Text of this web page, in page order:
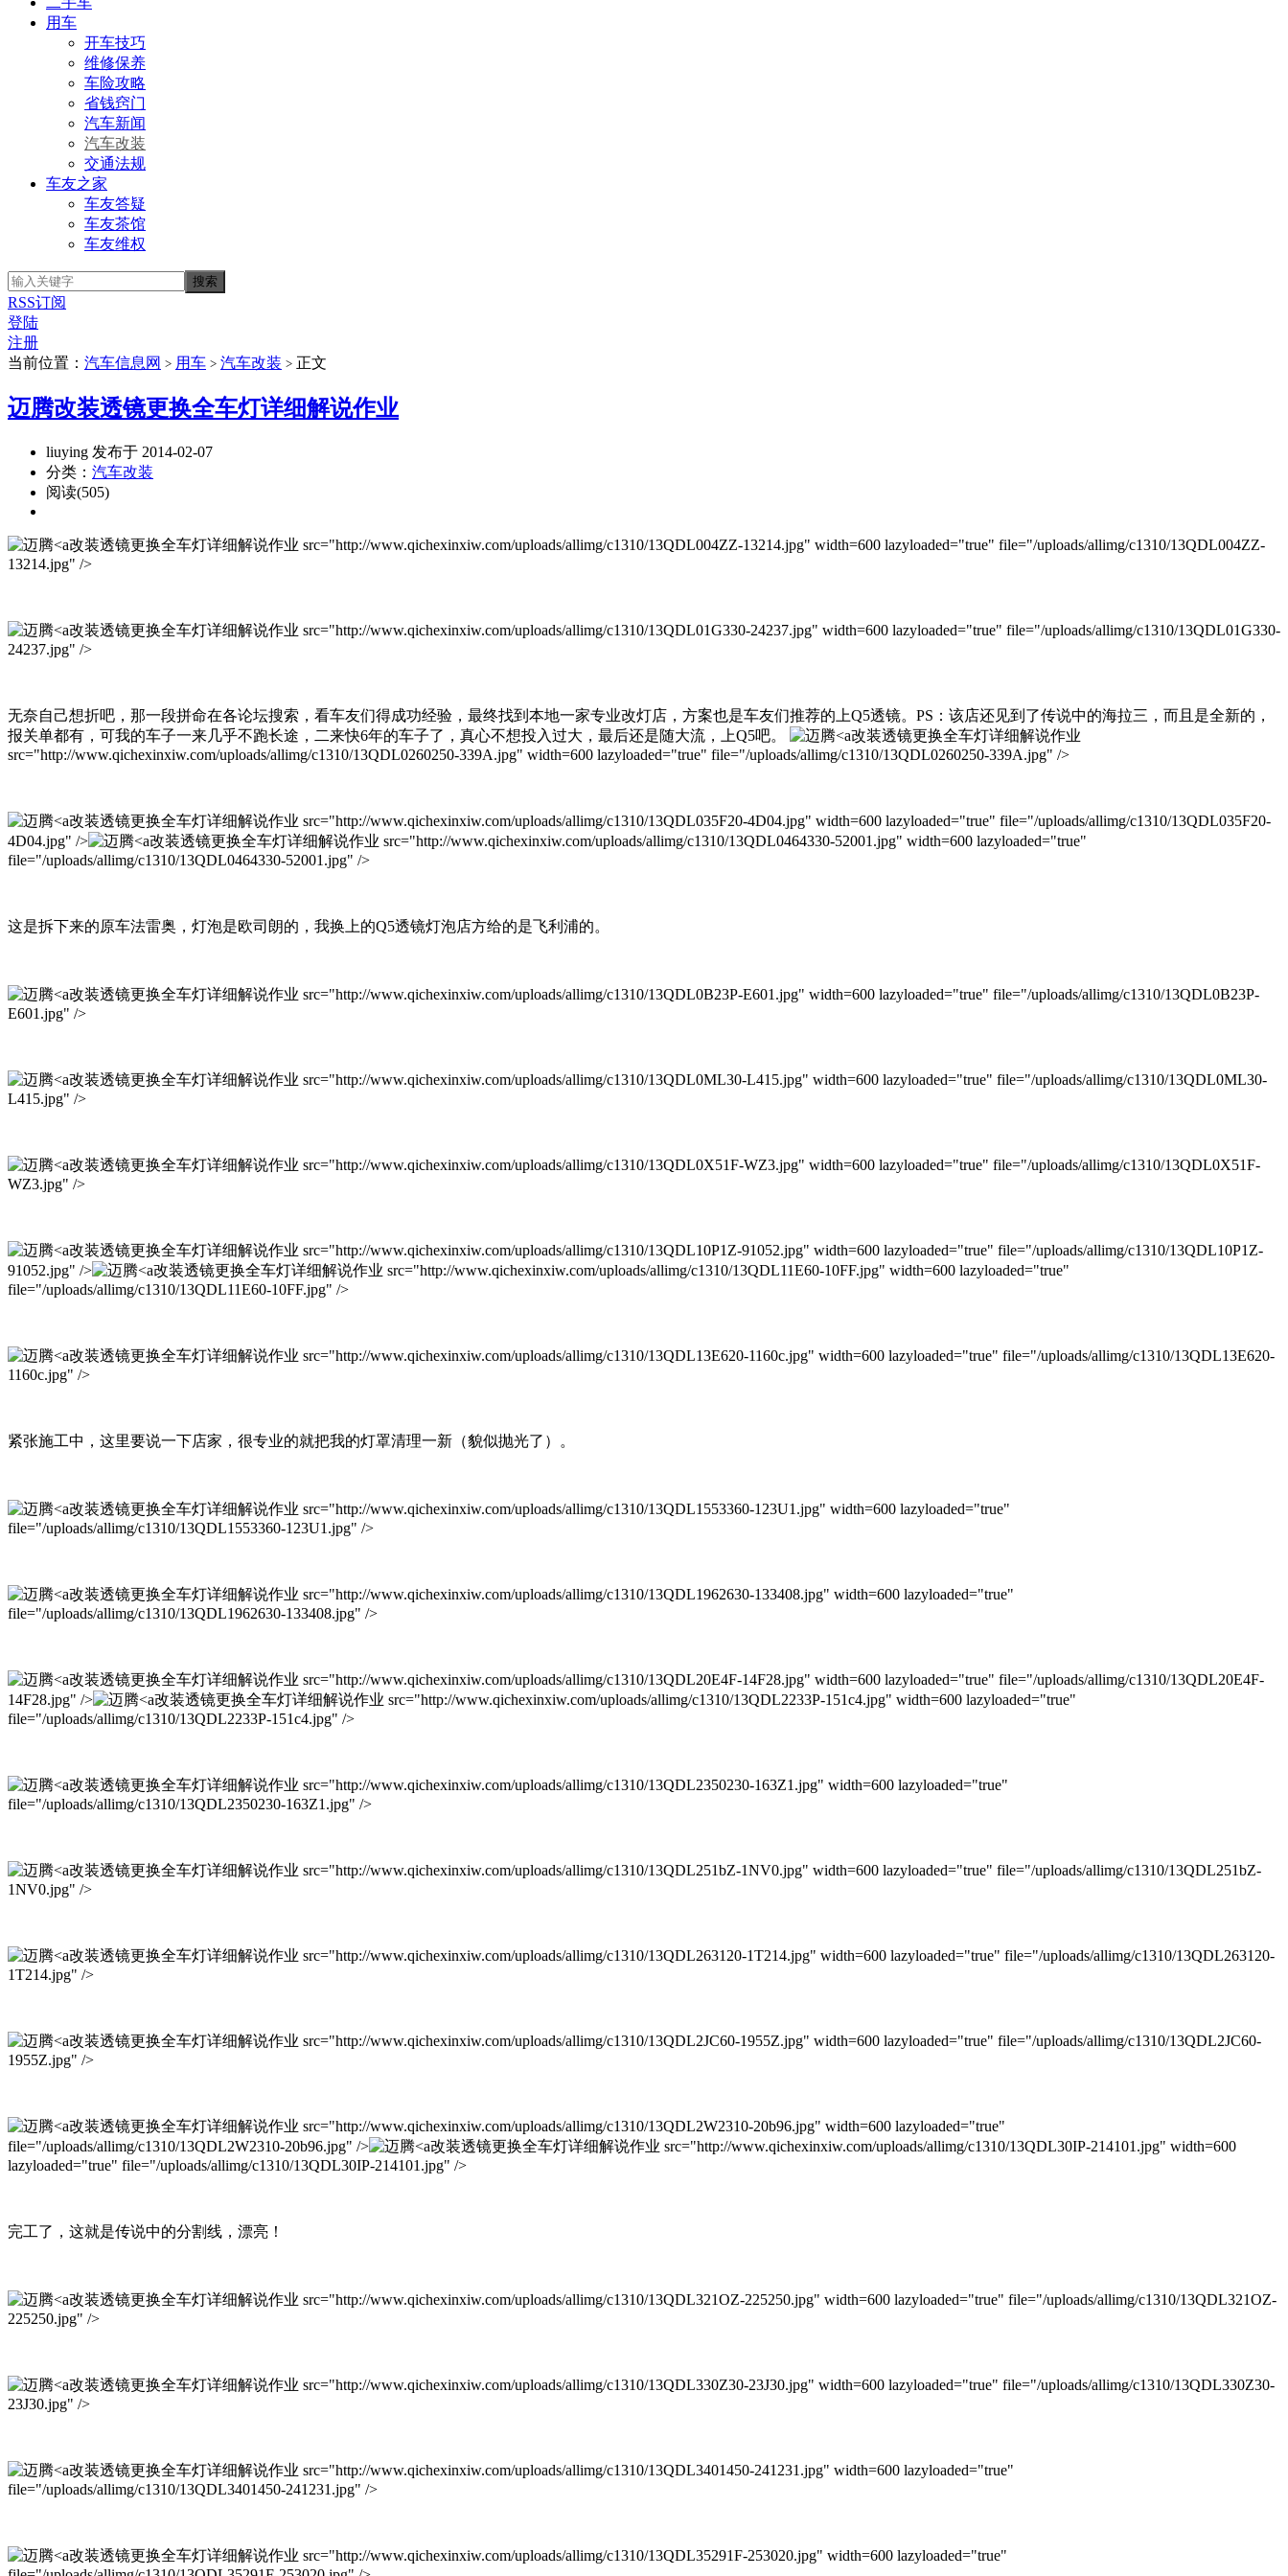
用车
开车技巧
维修保养
车险攻略
省钱窍门
汽车新闻
汽车改装
交通法规
车友之家
车友答疑
车友茶馆
车友维权
RSS订阅
登陆
注册
当前位置： 汽车信息网 > 用车 > 汽车改装 > 正文
迈腾改装透镜更换全车灯详细解说作业
liuying 发布于 2014-02-07
分类： 汽车改装
阅读(505)
改装透镜更换全车灯详细解说作业 src="http://www.qichexinxiw.com/uploads/allimg/c1310/13QDL004ZZ-13214.jpg" width=600 lazyloaded="true" file="/uploads/allimg/c1310/13QDL004ZZ-
13214.jpg" />
改装透镜更换全车灯详细解说作业 src="http://www.qichexinxiw.com/uploads/allimg/c1310/13QDL01G330-24237.jpg" width=600 lazyloaded="true" file="/uploads/allimg/c1310/13QDL01G330-
24237.jpg" />
无奈自己想折吧，那一段拼命在各论坛搜索，看车友们得成功经验，最终找到本地一家专业改灯店，方案也是车友们推荐的上Q5透镜。PS：该店还见到了传说中的海拉三，而且是全新的，
报关单都有，可我的车子一来几乎不跑长途，二来快6年的车子了，真心不想投入过大，最后还是随大流，上Q5吧。
改装透镜更换全车灯详细解说作业
src="http://www.qichexinxiw.com/uploads/allimg/c1310/13QDL0260250-339A.jpg" width=600 lazyloaded="true" file="/uploads/allimg/c1310/13QDL0260250-339A.jpg" />
改装透镜更换全车灯详细解说作业 src="http://www.qichexinxiw.com/uploads/allimg/c1310/13QDL035F20-4D04.jpg" width=600 lazyloaded="true" file="/uploads/allimg/c1310/13QDL035F20-
4D04.jpg" />
改装透镜更换全车灯详细解说作业 src="http://www.qichexinxiw.com/uploads/allimg/c1310/13QDL0464330-52001.jpg" width=600 lazyloaded="true"
file="/uploads/allimg/c1310/13QDL0464330-52001.jpg" />
这是拆下来的原车法雷奥，灯泡是欧司朗的，我换上的Q5透镜灯泡店方给的是飞利浦的。
改装透镜更换全车灯详细解说作业 src="http://www.qichexinxiw.com/uploads/allimg/c1310/13QDL0B23P-E601.jpg" width=600 lazyloaded="true" file="/uploads/allimg/c1310/13QDL0B23P-
E601.jpg" />
改装透镜更换全车灯详细解说作业 src="http://www.qichexinxiw.com/uploads/allimg/c1310/13QDL0ML30-L415.jpg" width=600 lazyloaded="true" file="/uploads/allimg/c1310/13QDL0ML30-
L415.jpg" />
改装透镜更换全车灯详细解说作业 src="http://www.qichexinxiw.com/uploads/allimg/c1310/13QDL0X51F-WZ3.jpg" width=600 lazyloaded="true" file="/uploads/allimg/c1310/13QDL0X51F-
WZ3.jpg" />
改装透镜更换全车灯详细解说作业 src="http://www.qichexinxiw.com/uploads/allimg/c1310/13QDL10P1Z-91052.jpg" width=600 lazyloaded="true" file="/uploads/allimg/c1310/13QDL10P1Z-
91052.jpg" />
改装透镜更换全车灯详细解说作业 src="http://www.qichexinxiw.com/uploads/allimg/c1310/13QDL11E60-10FF.jpg" width=600 lazyloaded="true"
file="/uploads/allimg/c1310/13QDL11E60-10FF.jpg" />
改装透镜更换全车灯详细解说作业 src="http://www.qichexinxiw.com/uploads/allimg/c1310/13QDL13E620-1160c.jpg" width=600 lazyloaded="true" file="/uploads/allimg/c1310/13QDL13E620-
1160c.jpg" />
紧张施工中，这里要说一下店家，很专业的就把我的灯罩清理一新（貌似抛光了）。
改装透镜更换全车灯详细解说作业 src="http://www.qichexinxiw.com/uploads/allimg/c1310/13QDL1553360-123U1.jpg" width=600 lazyloaded="true"
file="/uploads/allimg/c1310/13QDL1553360-123U1.jpg" />
改装透镜更换全车灯详细解说作业 src="http://www.qichexinxiw.com/uploads/allimg/c1310/13QDL1962630-133408.jpg" width=600 lazyloaded="true"
file="/uploads/allimg/c1310/13QDL1962630-133408.jpg" />
改装透镜更换全车灯详细解说作业 src="http://www.qichexinxiw.com/uploads/allimg/c1310/13QDL20E4F-14F28.jpg" width=600 lazyloaded="true" file="/uploads/allimg/c1310/13QDL20E4F-
14F28.jpg" />
改装透镜更换全车灯详细解说作业 src="http://www.qichexinxiw.com/uploads/allimg/c1310/13QDL2233P-151c4.jpg" width=600 lazyloaded="true"
file="/uploads/allimg/c1310/13QDL2233P-151c4.jpg" />
改装透镜更换全车灯详细解说作业 src="http://www.qichexinxiw.com/uploads/allimg/c1310/13QDL2350230-163Z1.jpg" width=600 lazyloaded="true"
file="/uploads/allimg/c1310/13QDL2350230-163Z1.jpg" />
改装透镜更换全车灯详细解说作业 src="http://www.qichexinxiw.com/uploads/allimg/c1310/13QDL251bZ-1NV0.jpg" width=600 lazyloaded="true" file="/uploads/allimg/c1310/13QDL251bZ-
1NV0.jpg" />
改装透镜更换全车灯详细解说作业 src="http://www.qichexinxiw.com/uploads/allimg/c1310/13QDL263120-1T214.jpg" width=600 lazyloaded="true" file="/uploads/allimg/c1310/13QDL263120-
1T214.jpg" />
改装透镜更换全车灯详细解说作业 src="http://www.qichexinxiw.com/uploads/allimg/c1310/13QDL2JC60-1955Z.jpg" width=600 lazyloaded="true" file="/uploads/allimg/c1310/13QDL2JC60-
1955Z.jpg" />
改装透镜更换全车灯详细解说作业 src="http://www.qichexinxiw.com/uploads/allimg/c1310/13QDL2W2310-20b96.jpg" width=600 lazyloaded="true"
file="/uploads/allimg/c1310/13QDL2W2310-20b96.jpg" />
改装透镜更换全车灯详细解说作业 src="http://www.qichexinxiw.com/uploads/allimg/c1310/13QDL30IP-214101.jpg" width=600
lazyloaded="true" file="/uploads/allimg/c1310/13QDL30IP-214101.jpg" />
完工了，这就是传说中的分割线，漂亮！
改装透镜更换全车灯详细解说作业 src="http://www.qichexinxiw.com/uploads/allimg/c1310/13QDL321OZ-225250.jpg" width=600 lazyloaded="true" file="/uploads/allimg/c1310/13QDL321OZ-
225250.jpg" />
改装透镜更换全车灯详细解说作业 src="http://www.qichexinxiw.com/uploads/allimg/c1310/13QDL330Z30-23J30.jpg" width=600 lazyloaded="true" file="/uploads/allimg/c1310/13QDL330Z30-
23J30.jpg" />
改装透镜更换全车灯详细解说作业 src="http://www.qichexinxiw.com/uploads/allimg/c1310/13QDL3401450-241231.jpg" width=600 lazyloaded="true"
file="/uploads/allimg/c1310/13QDL3401450-241231.jpg" />
改装透镜更换全车灯详细解说作业 src="http://www.qichexinxiw.com/uploads/allimg/c1310/13QDL35291F-253020.jpg" width=600 lazyloaded="true"